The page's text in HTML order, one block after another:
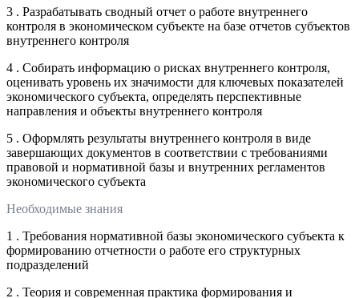
3 . Разрабатывать сводный отчет о работе внутреннего
контроля в экономическом субъекте на базе отчетов субъектов
внутреннего контроля
4 . Собирать информацию о рисках внутреннего контроля,
оценивать уровень их значимости для ключевых показателей
экономического субъекта, определять перспективные
направления и объекты внутреннего контроля
5 . Оформлять результаты внутреннего контроля в виде
завершающих документов в соответствии с требованиями
правовой и нормативной базы и внутренних регламентов
экономического субъекта
Необходимые знания
1 . Требования нормативной базы экономического субъекта к
формированию отчетности о работе его структурных
подразделений
2 . Теория и современная практика формирования и